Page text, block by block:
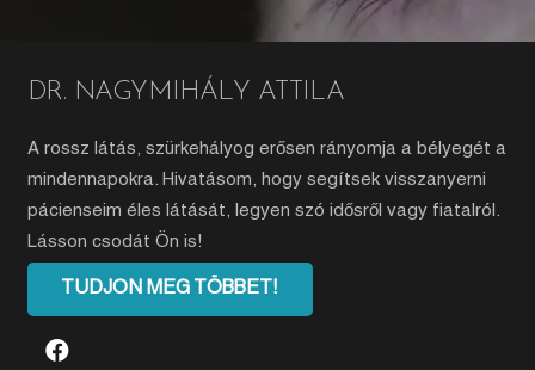
DR. NAGYMIHÁLY ATTILA
A rossz látás, szürkehályog erősen rányomja a bélyegét a
mindennapokra. Hivatásom, hogy segítsek visszanyerni
pácienseim éles látását, legyen szó idősről vagy fiatalról.
Lásson csodát Ön is!
TUDJON MEG TÖBBET!